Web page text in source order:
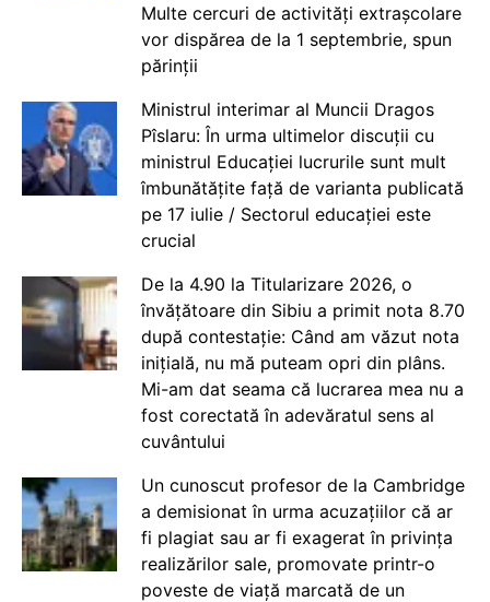
Multe cercuri de activități extrașcolare
vor dispărea de la 1 septembrie, spun
părinții
Ministrul interimar al Muncii Dragos
Pîslaru: În urma ultimelor discuții cu
ministrul Educației lucrurile sunt mult
îmbunătățite față de varianta publicată
pe 17 iulie / Sectorul educației este
crucial
De la 4.90 la Titularizare 2026, o
învățătoare din Sibiu a primit nota 8.70
după contestație: Când am văzut nota
inițială, nu mă puteam opri din plâns.
Mi-am dat seama că lucrarea mea nu a
fost corectată în adevăratul sens al
cuvântului
Un cunoscut profesor de la Cambridge
a demisionat în urma acuzațiilor că ar
fi plagiat sau ar fi exagerat în privința
realizărilor sale, promovate printr-o
poveste de viață marcată de un